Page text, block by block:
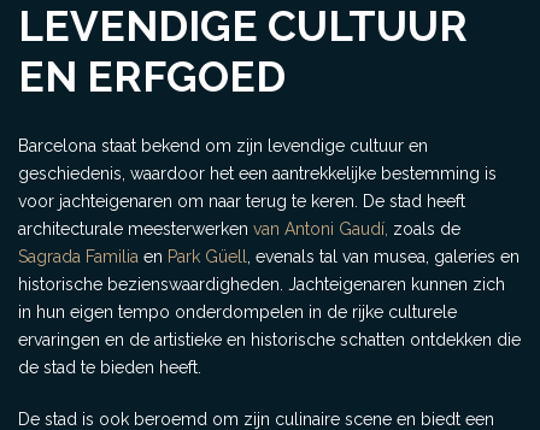
LEVENDIGE CULTUUR
EN ERFGOED
Barcelona staat bekend om zijn levendige cultuur en
geschiedenis, waardoor het een aantrekkelijke bestemming is
voor jachteigenaren om naar terug te keren. De stad heeft
architecturale meesterwerken van Antoni Gaudí, zoals de
Sagrada Familia en Park Güell
, evenals tal van musea, galeries en
historische bezienswaardigheden. Jachteigenaren kunnen zich
in hun eigen tempo onderdompelen in de rijke culturele
ervaringen en de artistieke en historische schatten ontdekken die
de stad te bieden heeft.
De stad is ook beroemd om zijn culinaire scene en biedt een